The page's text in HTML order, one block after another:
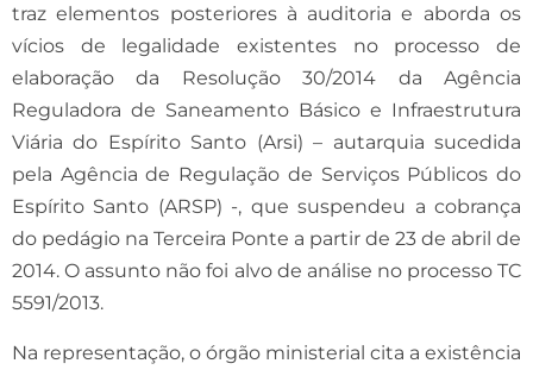
traz elementos posteriores à auditoria e aborda os
vícios de legalidade existentes no processo de
elaboração da Resolução 30/2014 da Agência
Reguladora de Saneamento Básico e Infraestrutura
Viária do Espírito Santo (Arsi) – autarquia sucedida
pela Agência de Regulação de Serviços Públicos do
Espírito Santo (ARSP) -, que suspendeu a cobrança
do pedágio na Terceira Ponte a partir de 23 de abril de
2014. O assunto não foi alvo de análise no processo TC
5591/2013.
Na representação, o órgão ministerial cita a existência